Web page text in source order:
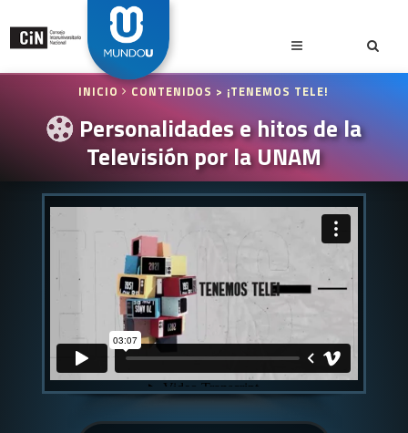
INICIO CONTENIDOS > ¡TENEMOS TELE!
Personalidades e hitos de la
Televisión por la UNAM